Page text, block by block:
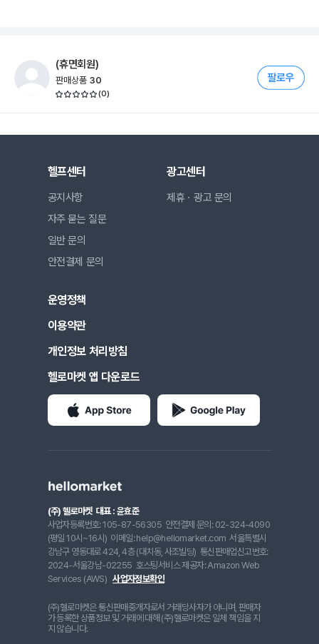
(휴면회원)
판매상품 30
(0)
헬프센터
공지사항
자주 묻는 질문
일반 문의
안전결제 문의
광고센터
제휴ㆍ광고 문의
운영정책
이용약관
개인정보 처리방침
헬로마켓 앱 다운로드
(주) 헬로마켓 대표 : 윤효준
사업자등록번호: 105-87-56305 안전결제 문의: 02-324-4090
(평일 10시~16시) 이메일: help@hellomarket.com 서울특별시
강남구 영동대로 424, 4층 (대치동, 사조빌딩) 통신판매업신고번호:
2024-서울강남-02255 호스팅서비스 제공자: Amazon Web
Services (AWS) 사업자정보확인
(주)헬로마켓은 통신판매중개자로서 거래당사자가 아니며, 판매자
가 등록한 상품정보 및 거래에 대해 (주)헬로마켓은 일체 책임을 지
지 않습니다.